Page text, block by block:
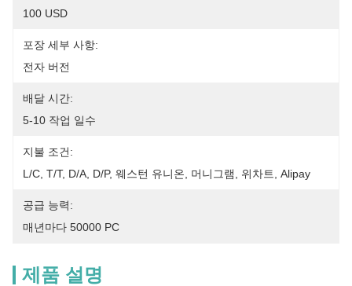
100 USD
포장 세부 사항:
전자 버전
배달 시간:
5-10 작업 일수
지불 조건:
L/C, T/T, D/A, D/P, 웨스턴 유니온, 머니그램, 위차트, Alipay
공급 능력:
매년마다 50000 PC
제품 설명